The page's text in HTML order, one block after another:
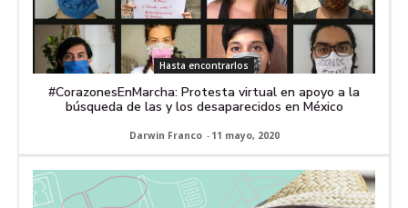
Hasta encontrarlos
#CorazonesEnMarcha: Protesta virtual en apoyo a la
búsqueda de las y los desaparecidos en México
Darwin Franco - 11 mayo, 2020